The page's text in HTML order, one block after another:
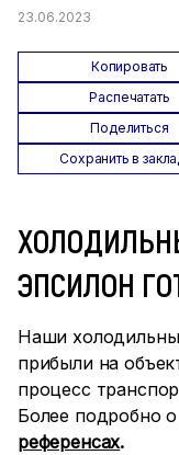
23.06.2023
Копировать
Распечатать
Поделиться
Сохранить в
ЭПСИЛОН
Наши
прибыли на
процесс
Более подробно
референсах.